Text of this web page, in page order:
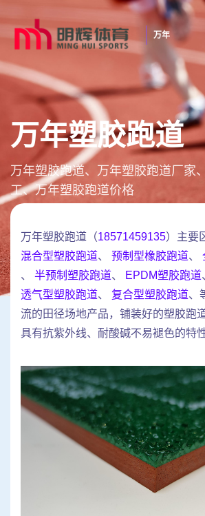
万年
万年塑胶跑道
万年塑胶跑道、万年塑胶跑道厂家
工、万年塑胶跑道价格
万年塑胶跑道（18571459135）主要
混合型塑胶跑道、 预制型橡胶跑道、
、 半预制塑胶跑道、 EPDM塑胶跑道
透气型塑胶跑道、 复合型塑胶跑道、
流的田径场地产品，铺装好的塑胶跑
具有抗紫外线、耐酸碱不易褪色的特性